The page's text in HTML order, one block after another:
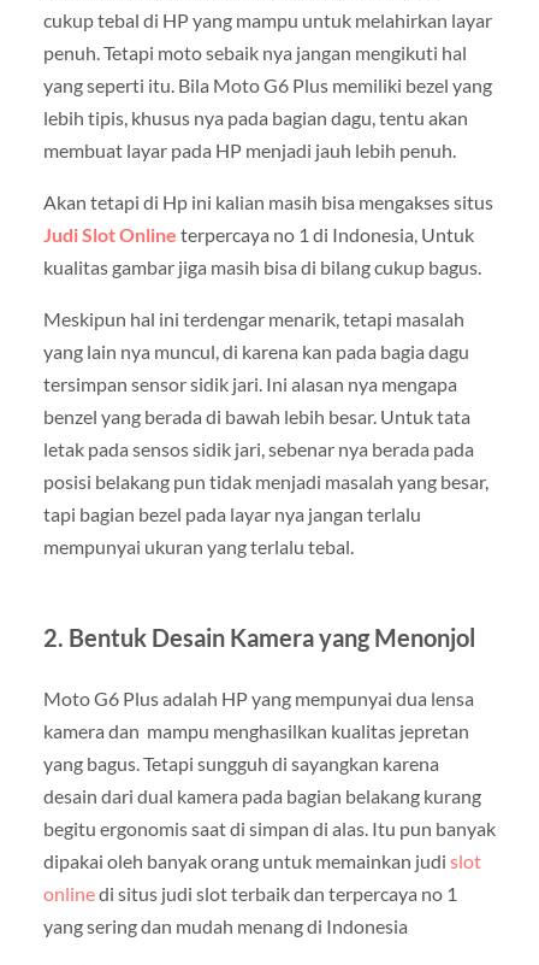
cukup tebal di HP yang mampu untuk melahirkan layar
penuh. Tetapi moto sebaik nya jangan mengikuti hal
yang seperti itu. Bila Moto G6 Plus memiliki bezel yang
lebih tipis, khusus nya pada bagian dagu, tentu akan
membuat layar pada HP menjadi jauh lebih penuh.
Akan tetapi di Hp ini kalian masih bisa mengakses situs
Judi Slot Online terpercaya no 1 di Indonesia, Untuk
kualitas gambar jiga masih bisa di bilang cukup bagus.
Meskipun hal ini terdengar menarik, tetapi masalah
yang lain nya muncul, di karena kan pada bagia dagu
tersimpan sensor sidik jari. Ini alasan nya mengapa
benzel yang berada di bawah lebih besar. Untuk tata
letak pada sensos sidik jari, sebenar nya berada pada
posisi belakang pun tidak menjadi masalah yang besar,
tapi bagian bezel pada layar nya jangan terlalu
mempunyai ukuran yang terlalu tebal.
2. Bentuk Desain Kamera yang Menonjol
Moto G6 Plus adalah HP yang mempunyai dua lensa
kamera dan mampu menghasilkan kualitas jepretan
yang bagus. Tetapi sungguh di sayangkan karena
desain dari dual kamera pada bagian belakang kurang
begitu ergonomis saat di simpan di alas. Itu pun banyak
dipakai oleh banyak orang untuk memainkan judi slot
onlinedi situs judi slot terbaik dan terpercaya no 1
yang sering dan mudah menang di Indonesia